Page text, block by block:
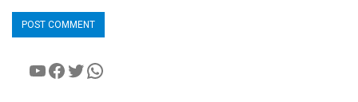
YouTube
Facebook
Twitter
WhatsApp